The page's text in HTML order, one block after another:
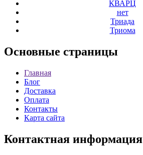
КВАРЦ
нет
Триада
Триома
Основные страницы
Главная
Блог
Доставка
Оплата
Контакты
Карта сайта
Контактная информация